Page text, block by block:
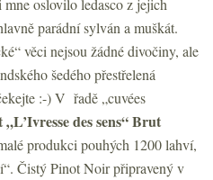
parádní sylván a muškát.
věci nejsou žádné divočiny, ale
šedého přestřelená
:-) V řadě „cuvées
des sens“ Brut
produkci pouhých 1200 lahví,
Čistý Pinot Noir připravený v